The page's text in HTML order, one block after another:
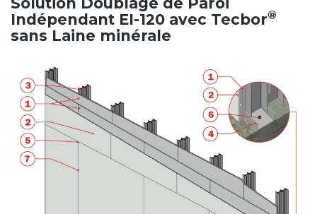
Indépendant EI-120 avec Tecbor®
sans Laine minérale